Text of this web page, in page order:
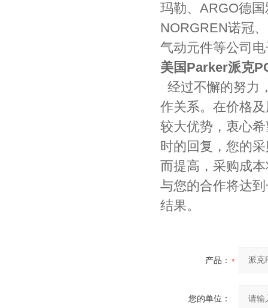
玛勒、ARGO德
NORGREN诺冠
气动元件等公司
美国Parker派克
经过不懈的努力
作关系。在价格
较大优势，衷心
时的回复，您的
而提高，采购成
与您的合作将达
结果。
产品：
您的单位：